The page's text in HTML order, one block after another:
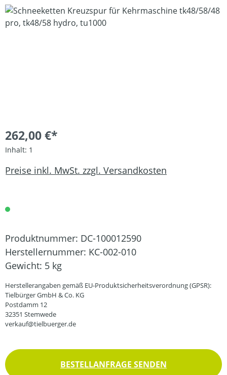
Bildergalerie überspringen
262,00 €*
Inhalt: 1
Preise inkl. MwSt. zzgl. Versandkosten
Produktnummer: DC-100012590
Herstellernummer: KC-002-010
Gewicht: 5 kg
Herstellerangaben gemäß EU-Produktsicherheitsverordnung (GPSR):
Tielbürger GmbH & Co. KG
Postdamm 12
32351 Stemwede
verkauf@tielbuerger.de
BESTELLANFRAGE SENDEN